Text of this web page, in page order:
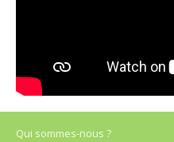
Qui sommes-nous ?